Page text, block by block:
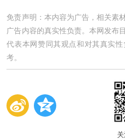
免责声明：本内容为广告，相关素
广告内容的真实性负责。本网发布
代表本网赞同其观点和对其真实
考。